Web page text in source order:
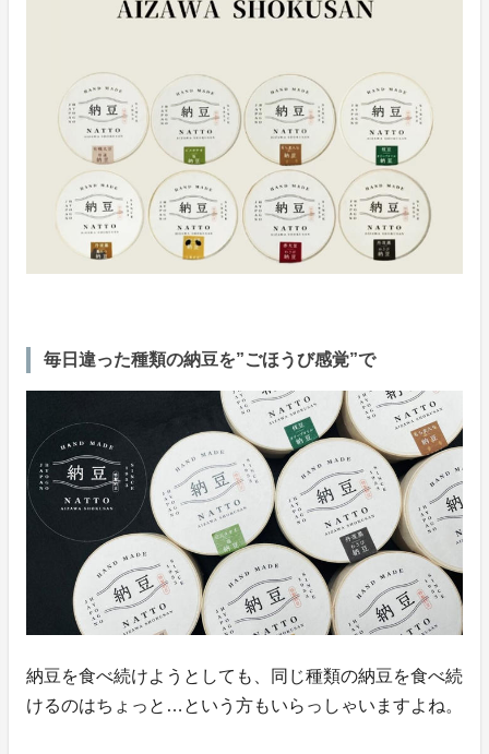
毎日違った種類の納豆を”ごほうび感覚”で
納豆を食べ続けようとしても、同じ種類の納豆を食べ続
けるのはちょっと…という方もいらっしゃいますよね。